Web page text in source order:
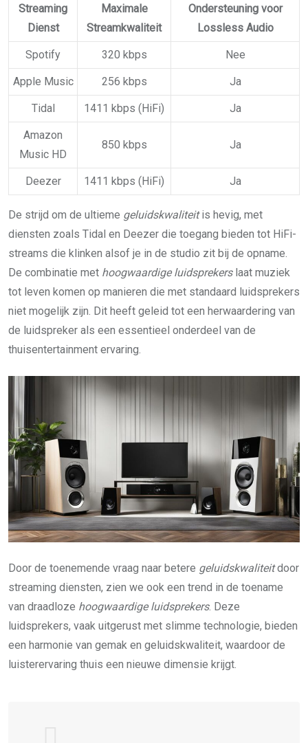
Streaming
Dienst
Maximale
Streamkwaliteit
Ondersteuning voor
Lossless Audio
Spotify 320 kbps Nee
Apple Music 256 kbps Ja
Tidal 1411 kbps (HiFi) Ja
Amazon
Music HD
850 kbps Ja
Deezer 1411 kbps (HiFi) Ja
De strijd om de ultieme geluidskwaliteitis hevig, met
diensten zoals Tidal en Deezer die toegang bieden tot HiFi-
streams die klinken alsof je in de studio zit bij de opname.
De combinatie met hoogwaardige luidsprekerslaat muziek
tot leven komen op manieren die met standaard luidsprekers
niet mogelijk zijn. Dit heeft geleid tot een herwaardering van
de luidspreker als een essentieel onderdeel van de
thuisentertainment ervaring.
Door de toenemende vraag naar betere geluidskwaliteitdoor
streaming diensten, zien we ook een trend in de toename
van draadloze hoogwaardige luidsprekers. Deze
luidsprekers, vaak uitgerust met slimme technologie, bieden
een harmonie van gemak en geluidskwaliteit, waardoor de
luisterervaring thuis een nieuwe dimensie krijgt.